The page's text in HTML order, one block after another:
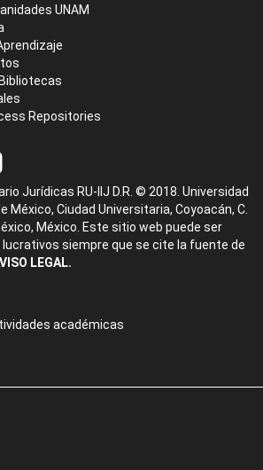
UNAM
Repositories
Jurídicas RU-IIJ D.R. © 2018. Universidad
México, Ciudad Universitaria, Coyoacán, C.
México. Este sitio web puede ser
siempre que se cite la fuente de
LEGAL.
académicas